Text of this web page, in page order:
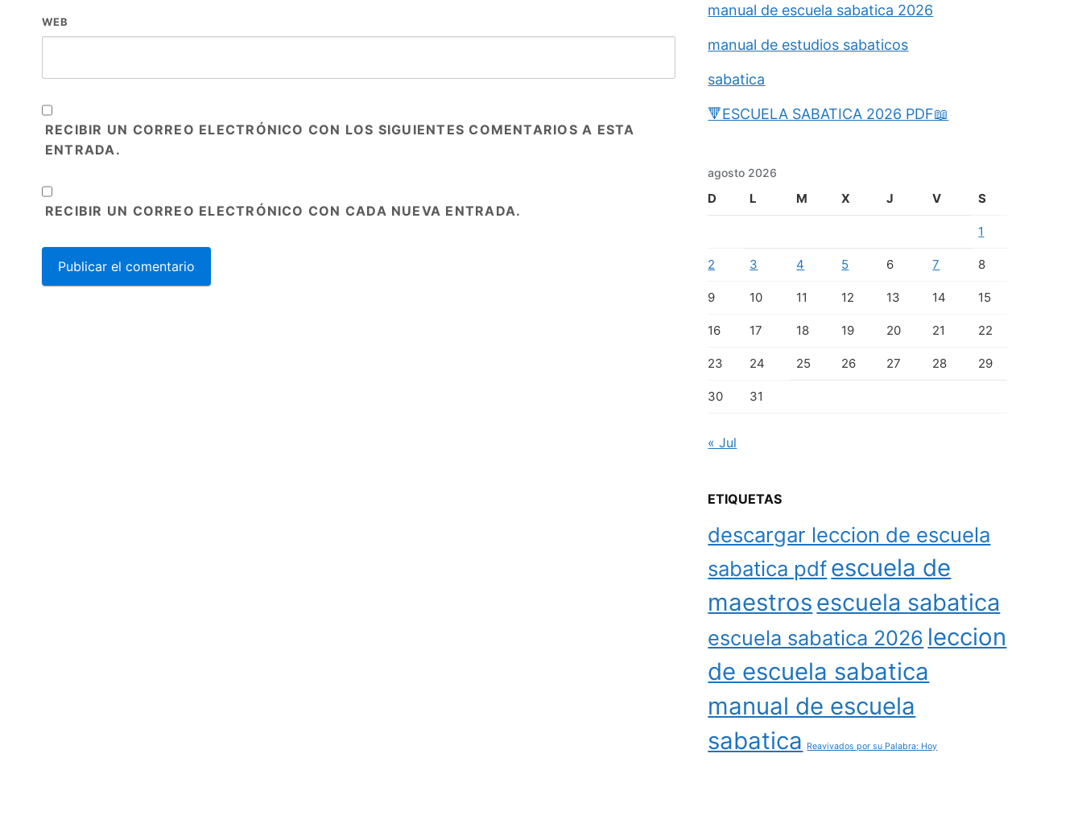
WEB
RECIBIR UN CORREO ELECTRÓNICO CON LOS SIGUIENTES COMENTARIOS A ESTA
ENTRADA.
RECIBIR UN CORREO ELECTRÓNICO CON CADA NUEVA ENTRADA.
manual de escuela sabatica 2026
manual de estudios sabaticos
sabatica
🔻ESCUELA SABATICA 2026 PDF📖
agosto 2026
D L M X J V S
1
2 3 4 5 6 7 8
9 10 11 12 13 14 15
16 17 18 19 20 21 22
23 24 25 26 27 28 29
30 31
« Jul
ETIQUETAS
descargar leccion de escuela
sabatica pdfescuela de
maestros escuela sabatica
escuela sabatica 2026 leccion
de escuela sabatica
manual de escuela
sabatica
Reavivados por su Palabra: Hoy